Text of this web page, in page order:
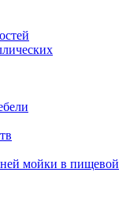
мойки в пищевой